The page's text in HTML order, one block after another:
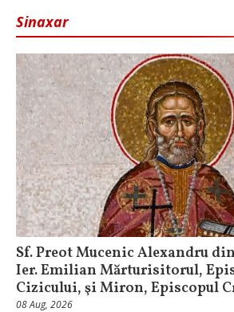
Sinaxar
Sf. Preot Mucenic Alexandru
Ier. Emilian Mărturisitorul,
Cizicului, şi Miron, Episcopul
08 Aug, 2026